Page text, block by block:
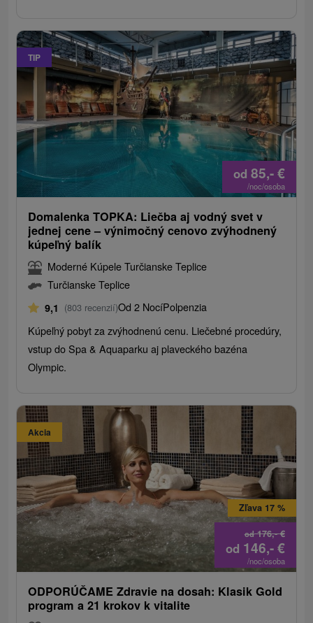
TIP
od 85,-€
/noc/osoba
Domalenka TOPKA: Liečba aj vodný svet v
jednej cene – výnimočný cenovo zvýhodnený
kúpeľný balík
Moderné Kúpele Turčianske Teplice
Turčianske Teplice
9,1 (803 recenzií)Od 2 NocíPolpenzia
Kúpeľný pobyt za zvýhodnenú cenu. Liečebné procedúry,
vstup do Spa & Aquaparku aj plaveckého bazéna
Olympic.
Akcia
od176,-€
Zľava 17 %
od 146,-€
/noc/osoba
ODPORÚČAME Zdravie na dosah: Klasik Gold
program a 21 krokov k vitalite